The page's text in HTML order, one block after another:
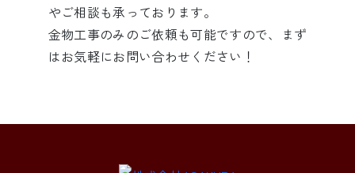
やご相談も承っております。
金物工事のみのご依頼も可能ですので、まず
はお気軽にお問い合わせください！